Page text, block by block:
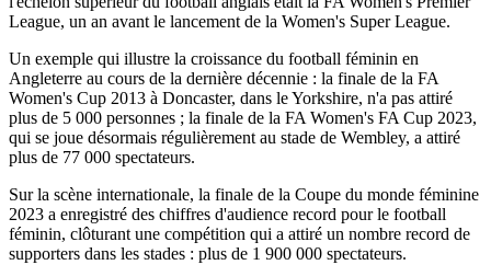
League, un an avant le lancement de la Women's Super League.
Un exemple qui illustre la croissance du football féminin en
Angleterre au cours de la dernière décennie : la finale de la FA
Women's Cup 2013 à Doncaster, dans le Yorkshire, n'a pas attiré
plus de 5 000 personnes ; la finale de la FA Women's FA Cup 2023,
qui se joue désormais régulièrement au stade de Wembley, a attiré
plus de 77 000 spectateurs.
Sur la scène internationale, la finale de la Coupe du monde féminine
2023 a enregistré des chiffres d'audience record pour le football
féminin, clôturant une compétition qui a attiré un nombre record de
supporters dans les stades : plus de 1 900 000 spectateurs.